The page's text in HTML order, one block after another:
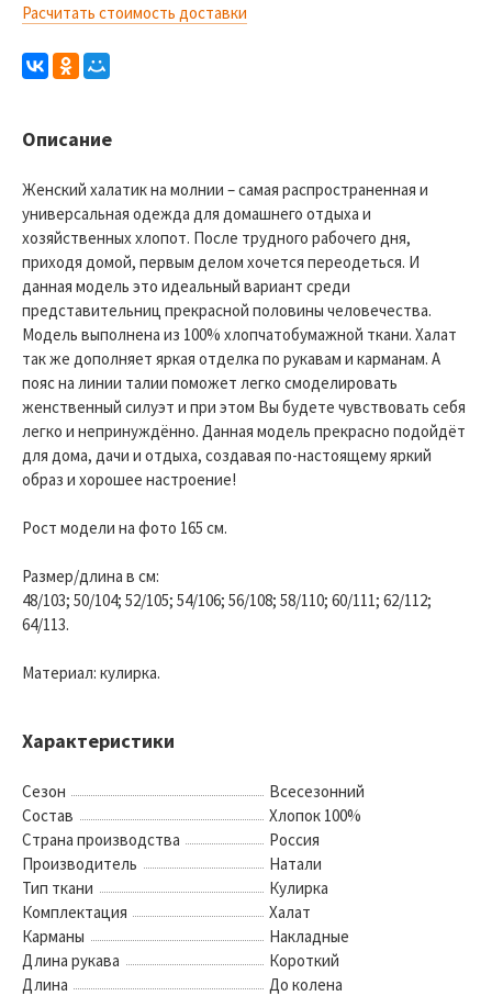
Расчитать стоимость доставки
Описание
Женский халатик на молнии – самая распространенная и
универсальная одежда для домашнего отдыха и
хозяйственных хлопот. После трудного рабочего дня,
приходя домой, первым делом хочется переодеться. И
данная модель это идеальный вариант среди
представительниц прекрасной половины человечества.
Модель выполнена из 100% хлопчатобумажной ткани. Халат
так же дополняет яркая отделка по рукавам и карманам. А
пояс на линии талии поможет легко смоделировать
женственный силуэт и при этом Вы будете чувствовать себя
легко и непринуждённо. Данная модель прекрасно подойдёт
для дома, дачи и отдыха, создавая по-настоящему яркий
образ и хорошее настроение!
Рост модели на фото 165 см.
Размер/длина в см:
48/103; 50/104; 52/105; 54/106; 56/108; 58/110; 60/111; 62/112;
64/113.
Материал: кулирка.
Характеристики
Сезон
Всесезонний
Состав
Хлопок 100%
Страна производства
Россия
Производитель
Натали
Тип ткани
Кулирка
Комплектация
Халат
Карманы
Накладные
Длина рукава
Короткий
Длина
До колена